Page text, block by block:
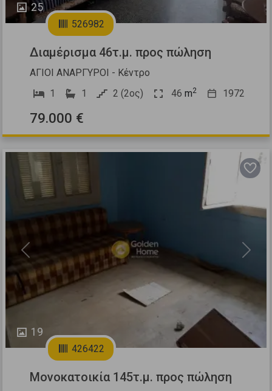
25
526982
Διαμέρισμα 46τ.μ. προς πώληση
ΑΓΙΟΙ ΑΝΑΡΓΥΡΟΙ - Κέντρο
1
1 2 (2ος) 46 m2 1972
79.000 €
19
Previous Next
426422
Μονοκατοικία 145τ.μ. προς πώληση